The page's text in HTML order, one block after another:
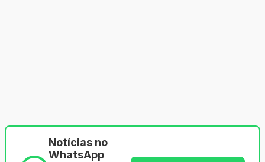
Notícias no
WhatsApp